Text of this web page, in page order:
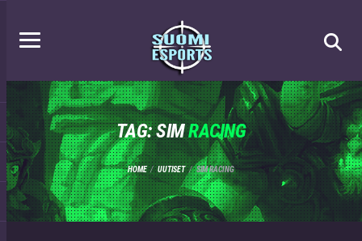
TAG: SIMRACING
HOME UUTISET SIM RACING